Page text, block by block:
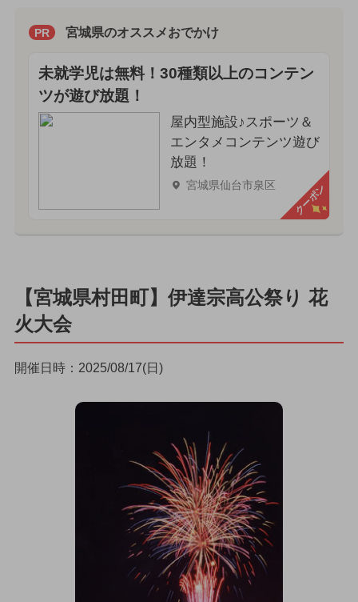
PR 宮城県のオススメおでかけ
未就学児は無料！30種類以上のコンテン
ツが遊び放題！
屋内型施設♪スポーツ＆
エンタメコンテンツ遊び
放題！
宮城県仙台市泉区 クーポン
【宮城県村田町】伊達宗高公祭り 花
火大会
開催日時：2025/08/17(日)